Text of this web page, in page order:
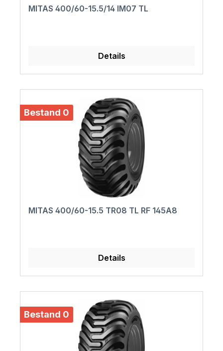
MITAS 400/60-15.5/14 IM07 TL
Details
Bestand 0
MITAS 400/60-15.5 TR08 TL RF 145A8
Details
Bestand 0